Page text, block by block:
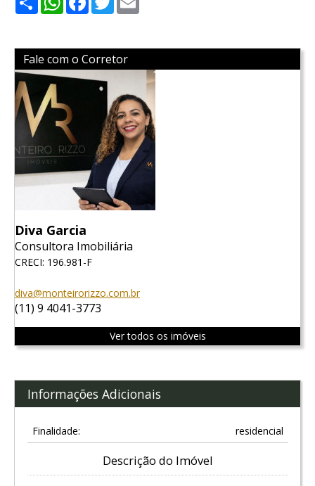
Fale com o Corretor
Diva Garcia
Consultora Imobiliária
CRECI: 196.981-F
diva@monteirorizzo.com.br
(11) 9 4041-3773
Ver todos os imóveis
Informações Adicionais
Finalidade: residencial
Descrição do Imóvel